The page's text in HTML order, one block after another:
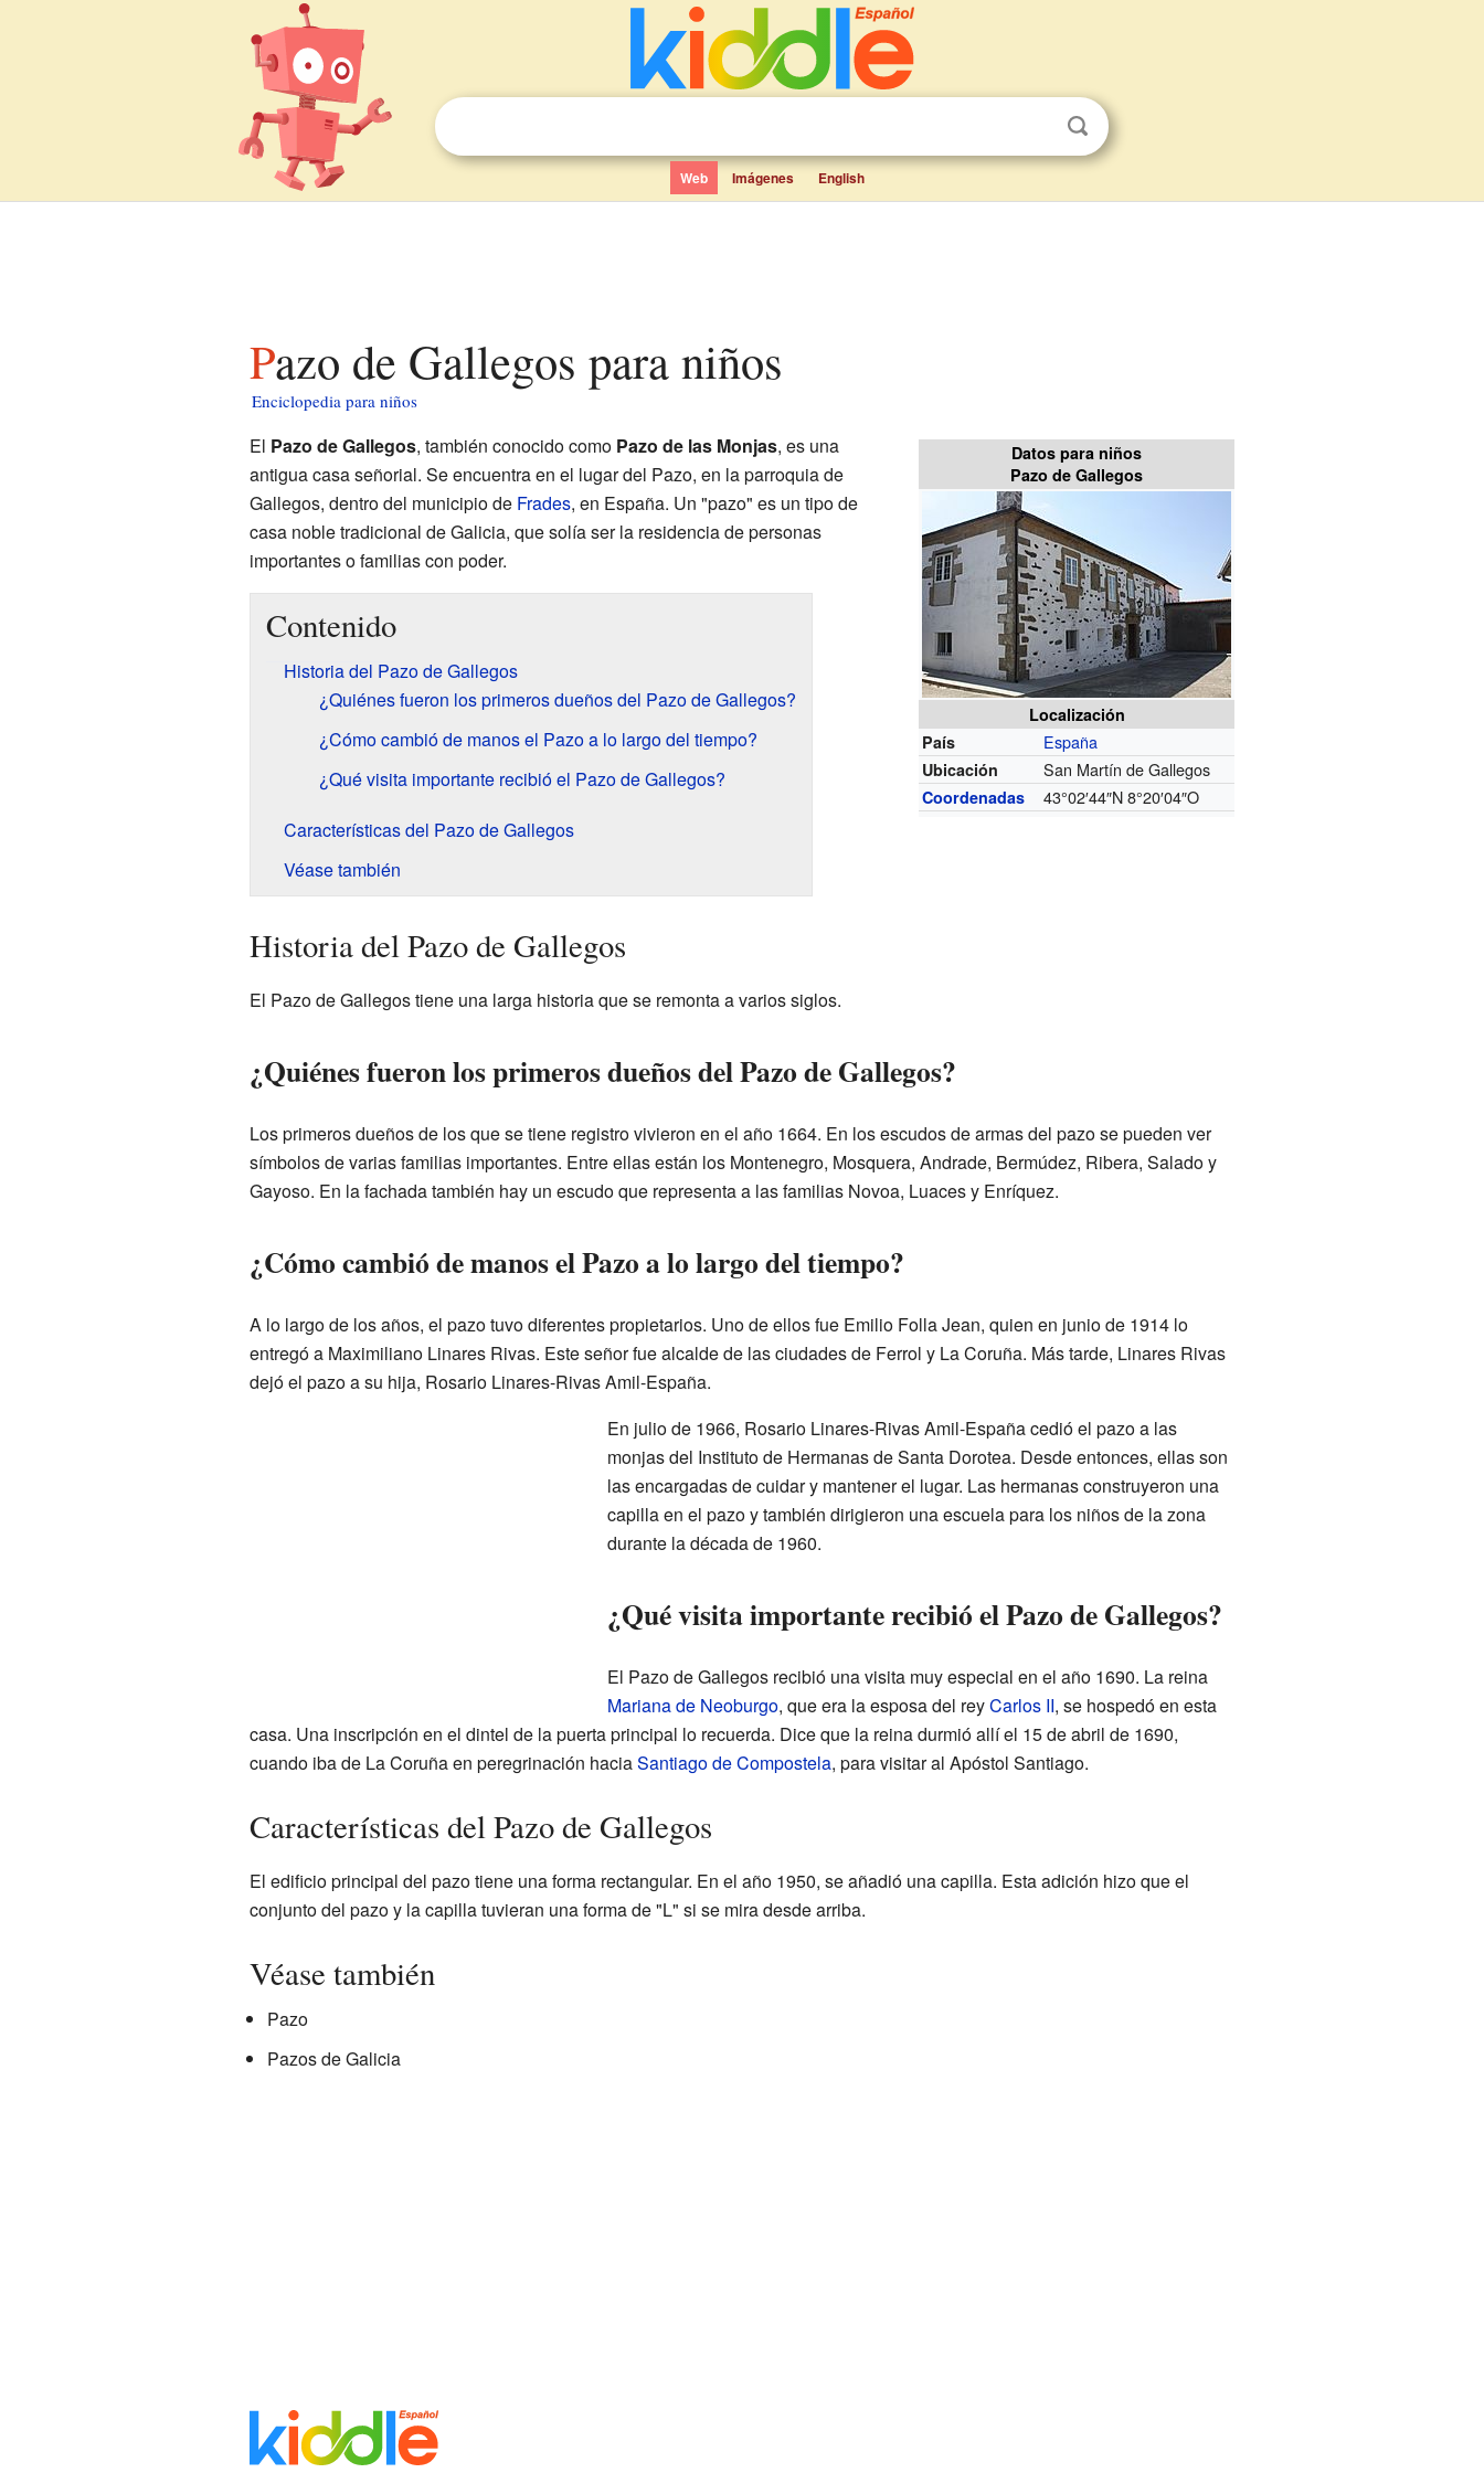
Web Imágenes English
Pazo de Gallegos para niños
Enciclopedia para niños
Datos para niños
Pazo de Gallegos
Localización
País
España
Ubicación San Martín de Gallegos
Coordenadas 43°02′44″N 8°20′04″O
El Pazo de Gallegos, también conocido como Pazo de las Monjas, es una
antigua casa señorial. Se encuentra en el lugar del Pazo, en la parroquia de
Gallegos, dentro del municipio de Frades, en España. Un "pazo" es un tipo de
casa noble tradicional de Galicia, que solía ser la residencia de personas
importantes o familias con poder.
Contenido
Historia del Pazo de Gallegos
¿Quiénes fueron los primeros dueños del Pazo de Gallegos?
¿Cómo cambió de manos el Pazo a lo largo del tiempo?
¿Qué visita importante recibió el Pazo de Gallegos?
Características del Pazo de Gallegos
Véase también
Historia del Pazo de Gallegos
El Pazo de Gallegos tiene una larga historia que se remonta a varios siglos.
¿Quiénes fueron los primeros dueños del Pazo de Gallegos?
Los primeros dueños de los que se tiene registro vivieron en el año 1664. En los escudos de armas del pazo se pueden ver
símbolos de varias familias importantes. Entre ellas están los Montenegro, Mosquera, Andrade, Bermúdez, Ribera, Salado y
Gayoso. En la fachada también hay un escudo que representa a las familias Novoa, Luaces y Enríquez.
¿Cómo cambió de manos el Pazo a lo largo del tiempo?
A lo largo de los años, el pazo tuvo diferentes propietarios. Uno de ellos fue Emilio Folla Jean, quien en junio de 1914 lo
entregó a Maximiliano Linares Rivas. Este señor fue alcalde de las ciudades de Ferrol y La Coruña. Más tarde, Linares Rivas
dejó el pazo a su hija, Rosario Linares-Rivas Amil-España.
En julio de 1966, Rosario Linares-Rivas Amil-España cedió el pazo a las
monjas del Instituto de Hermanas de Santa Dorotea. Desde entonces, ellas son
las encargadas de cuidar y mantener el lugar. Las hermanas construyeron una
capilla en el pazo y también dirigieron una escuela para los niños de la zona
durante la década de 1960.
¿Qué visita importante recibió el Pazo de Gallegos?
El Pazo de Gallegos recibió una visita muy especial en el año 1690. La reina
Mariana de Neoburgo, que era la esposa del reyCarlos II, se hospedó en esta
casa. Una inscripción en el dintel de la puerta principal lo recuerda. Dice que la reina durmió allí el 15 de abril de 1690,
cuando iba de La Coruña en peregrinación haciaSantiago de Compostela, para visitar al Apóstol Santiago.
Características del Pazo de Gallegos
El edificio principal del pazo tiene una forma rectangular. En el año 1950, se añadió una capilla. Esta adición hizo que el
conjunto del pazo y la capilla tuvieran una forma de "L" si se mira desde arriba.
Véase también
Pazo
Pazos de Galicia